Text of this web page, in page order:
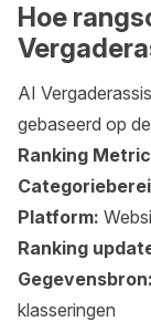
Hoe
AI
gebaseerd op
Ranking
Platform:
Ranking
Gegevensbron:
klasseringen